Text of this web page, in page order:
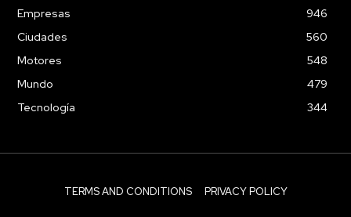
Empresas
946
Ciudades
560
Motores
548
Mundo
479
Tecnología
344
TERMS AND CONDITIONS PRIVACY POLICY